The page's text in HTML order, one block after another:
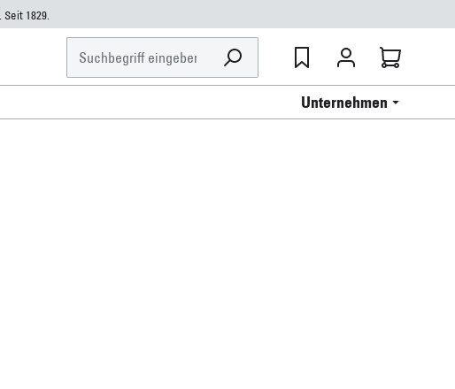
1829.
Unternehmen